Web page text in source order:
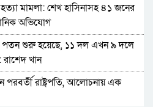
প্রধান শিক্ষক আব্দুল লতিফ
সিলেট নগরের আরেকটি পুকুর
: ৬ বছর পর কারাগার থেকে মুক্ত
ছাত্রলীগ নেতা
মামলা: শেখ হাসিনাসহ ৪১ জনের
অভিযোগ
পতন শুরু হয়েছে, ১১ দল এখন ৯ দলে
রাশেদ খান
পরবর্তী রাষ্ট্রপতি, আলোচনায় এক